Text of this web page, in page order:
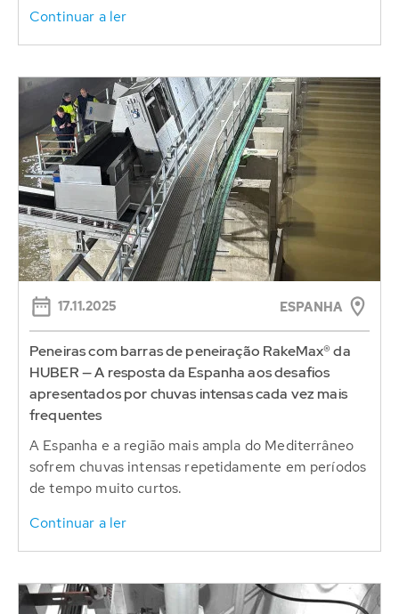
Continuar a ler
17.11.2025 ESPANHA
Peneiras com barras de peneiração RakeMax® da
HUBER — A resposta da Espanha aos desafios
apresentados por chuvas intensas cada vez mais
frequentes
A Espanha e a região mais ampla do Mediterrâneo
sofrem chuvas intensas repetidamente em períodos
de tempo muito curtos.
Continuar a ler